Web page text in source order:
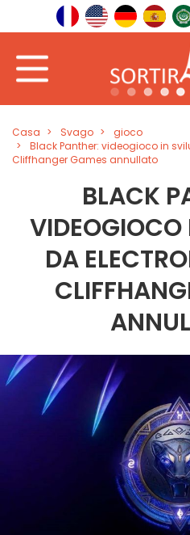
Casa Svago
gioco
Black Panther: videogioco in
Cliffhanger Games annullato
BLACK
VIDEOGIOCO
DA